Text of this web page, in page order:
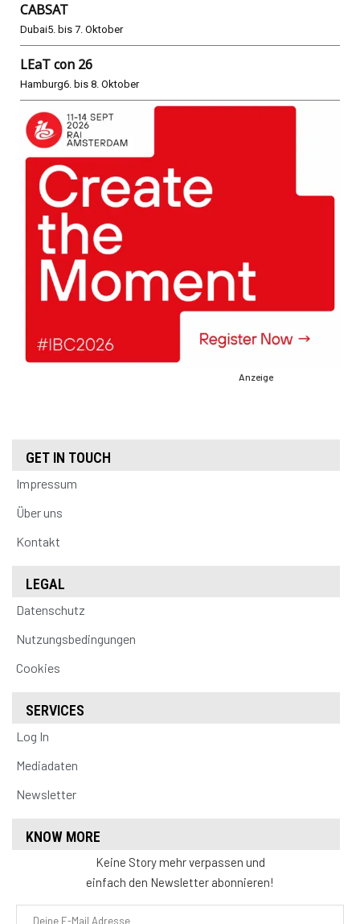
CABSAT
Dubai5. bis 7. Oktober
LEaT con 26
Hamburg6. bis 8. Oktober
Anzeige
GET IN TOUCH
Impressum
Über uns
Kontakt
LEGAL
Datenschutz
Nutzungsbedingungen
Cookies
SERVICES
Log In
Mediadaten
Newsletter
KNOW MORE
Keine Story mehr verpassen und
einfach den Newsletter abonnieren!